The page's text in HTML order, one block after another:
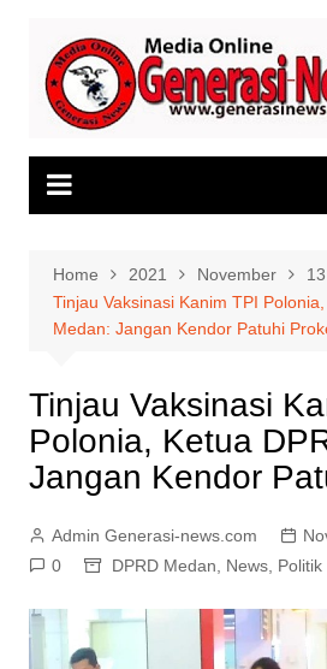
content
Home 2021 November
13
Tinjau Vaksinasi Kanim TPI
Medan: Jangan Kendor Patuhi
Tinjau Vaksinasi
Polonia, Ketua
Jangan Kendor
Admin Generasi-news.com
0
DPRD Medan News, Politik